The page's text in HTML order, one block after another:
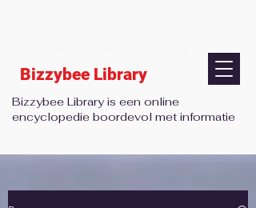
Bizzybee Library is een online
encyclopedie boordevol met informatie
Bizzybee Library